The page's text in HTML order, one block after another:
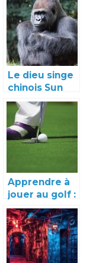
du drone
Le dieu singe
chinois Sun
Wukong
Apprendre à
jouer au golf :
pour quelles
raisons et
comment
bien débuter
?